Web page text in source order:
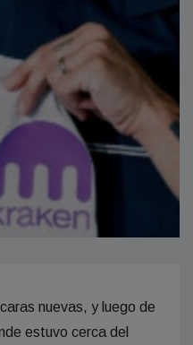
nuevas, y luego de
estuvo cerca del